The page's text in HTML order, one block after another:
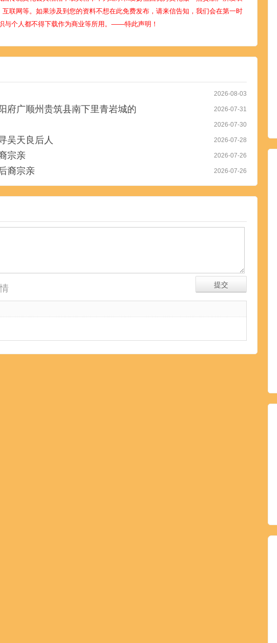
联网等。如果涉及到您的资料不想在此免费发布，请来信告知，我们会在第一时
与个人都不得下载作为商业等所用。——特此声明！
2026-08-03
2026-07-31
府广顺州贵筑县南下里青岩城的
2026-07-30
2026-07-28
吴天良后人
2026-07-26
宗亲
2026-07-26
裔宗亲